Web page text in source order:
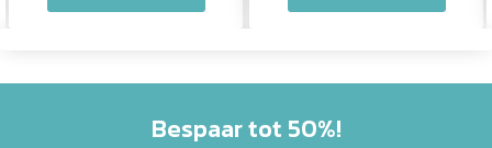
Bespaar tot 50%!